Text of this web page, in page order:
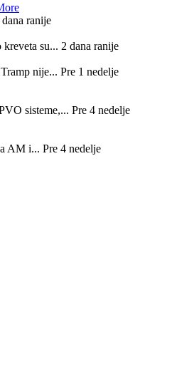
dana ranije
su... 2 dana ranije
nije... Pre 1 nedelje
sisteme,... Pre 4 nedelje
AM i... Pre 4 nedelje